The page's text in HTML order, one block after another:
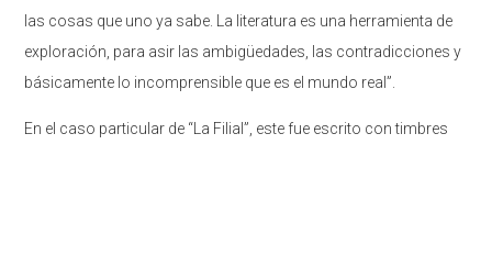
las cosas que uno ya sabe. La literatura es una herramienta de
exploración, para asir las ambigüedades, las contradicciones y
básicamente lo incomprensible que es el mundo real”.
En el caso particular de “La Filial”, este fue escrito con timbres